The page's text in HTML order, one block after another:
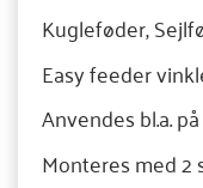
Kugleføder,
Easy feeder
Anvendes bl.a.
Monteres med 2